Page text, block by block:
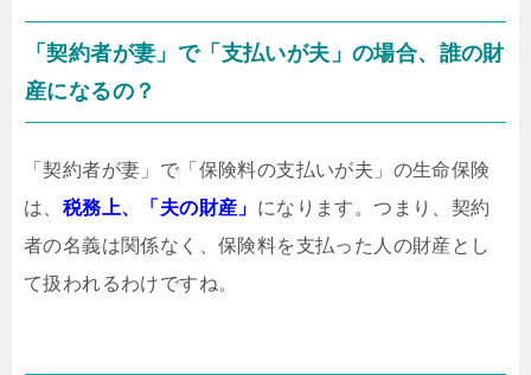
「契約者が妻」で「支払いが夫」の場合、誰の財
産になるの？
「契約者が妻」で「保険料の支払いが夫」の生命保険
は、 税務上、「夫の財産」 になります。つまり、契約
者の名義は関係なく、保険料を支払った人の財産とし
て扱われるわけですね。